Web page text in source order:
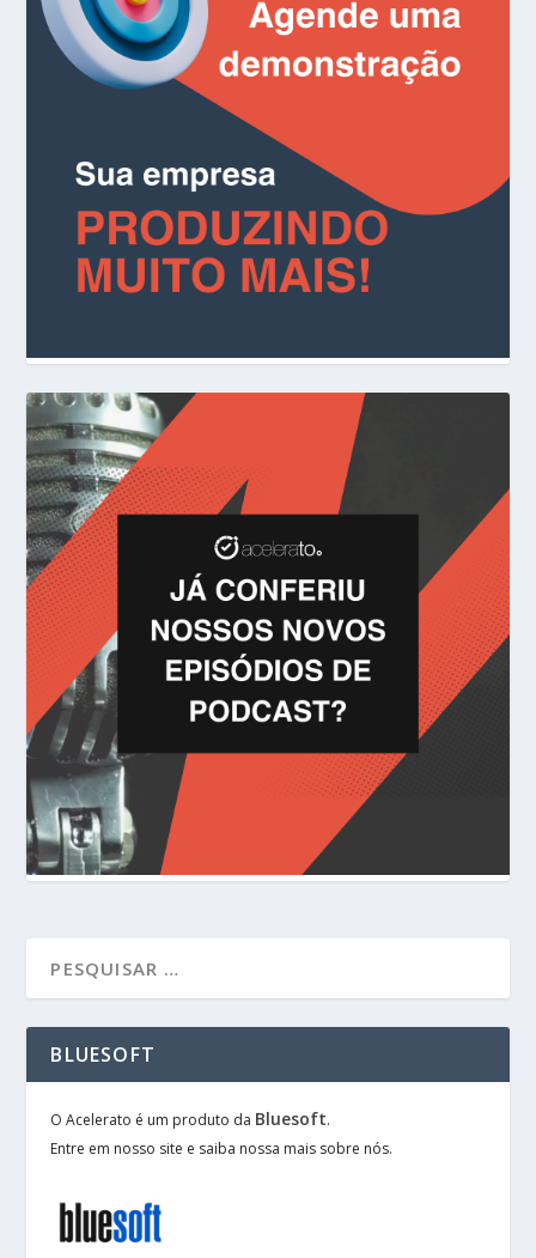
BLUESOFT
O Acelerato é um produto da Bluesoft.
Entre em nosso site e saiba nossa mais sobre nós.